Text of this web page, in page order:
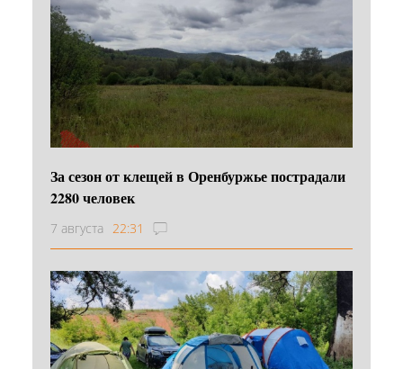
За сезон от клещей в Оренбуржье пострадали
2280 человек
7 августа 22:31